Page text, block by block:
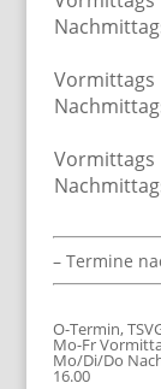
Vormittags
Vormittags
– Termine
O-Termin,
Mo-Fr
Mo/Di/Do
16.00